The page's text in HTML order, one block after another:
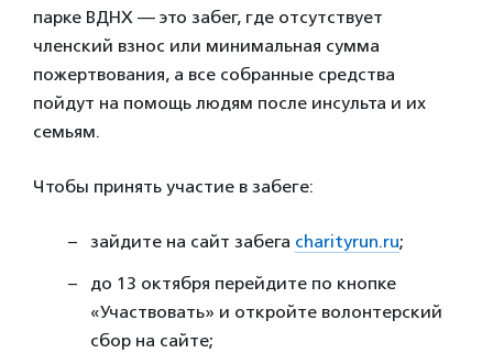
парке ВДНХ — это забег, где отсутствует
членский взнос или минимальная сумма
пожертвования, а все собранные средства
пойдут на помощь людям после инсульта и их
семьям.
Чтобы принять участие в забеге:
зайдите на сайт забега charityrun.ru;
до 13 октября перейдите по кнопке
«Участвовать» и откройте волонтерский
сбор на сайте;